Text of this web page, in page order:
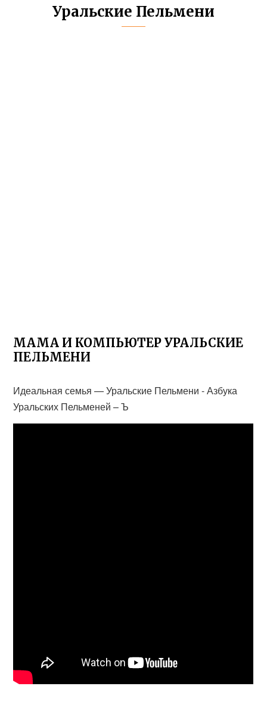
Уральские Пельмени
МАМА И КОМПЬЮТЕР УРАЛЬСКИЕ
ПЕЛЬМЕНИ
Идеальная семья — Уральские Пельмени - Азбука
Уральских Пельменей – Ъ